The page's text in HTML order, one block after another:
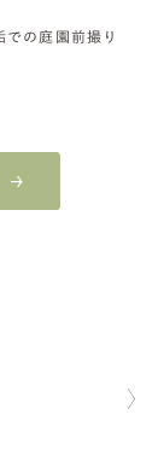
の庭園前撮り